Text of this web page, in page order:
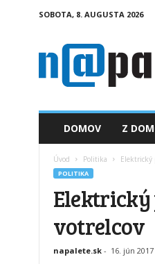
SOBOTA, 8. AUGUSTA 2026
a
DOMOV Z
Úvod Politika Elektrický
POLITIKA
votrelcov
napalete.sk- 16. jún 2017